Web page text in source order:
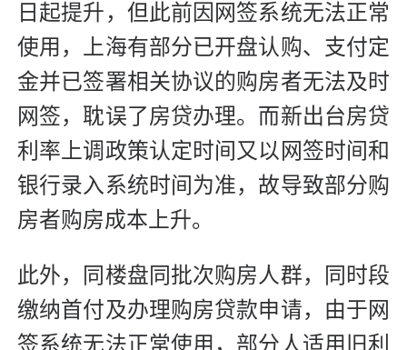
日起提升，但此前因网签系统无法正常
使用，上海有部分已开盘认购、支付定
金并已签署相关协议的购房者无法及时
网签，耽误了房贷办理。而新出台房贷
利率上调政策认定时间又以网签时间和
银行录入系统时间为准，故导致部分购
房者购房成本上升。
此外，同楼盘同批次购房人群，同时段
缴纳首付及办理购房贷款申请，由于网
签系统无法正常使用，部分人适用旧利